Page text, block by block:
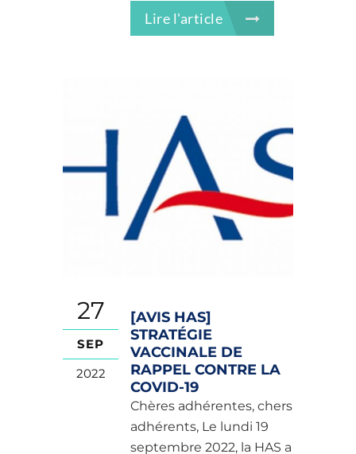
Lire l'article
27
SEP
2022
[AVIS HAS]
STRATÉGIE
VACCINALE DE
RAPPEL CONTRE LA
COVID-19
Chères adhérentes, chers
adhérents, Le lundi 19
septembre 2022, la HAS a